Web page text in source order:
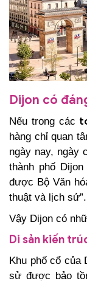
Dijon có
Nếu trong các
hàng chỉ quan
ngày nay, ngày
thành phố
được Bộ Văn
thuật và lịch sử”.
Vậy Dijon có
Di sản kiến
Khu phố cổ của
sử được bảo